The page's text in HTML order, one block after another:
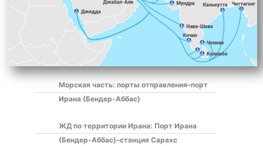
Морская часть: порты отправления–порт
Ирана (Бендер-Аббас)
ЖД по территории Ирана: Порт Ирана
(Бендер-Аббас)–станция Сарахс